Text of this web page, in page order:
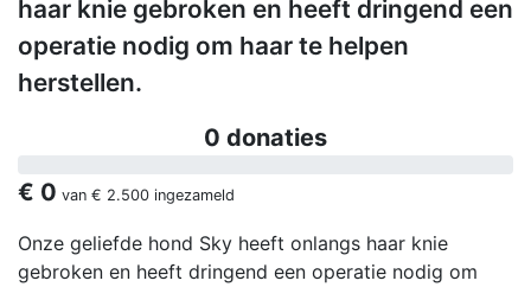
haar knie gebroken en heeft dringend een
operatie nodig om haar te helpen
herstellen.
0 donaties
€ 0 van € 2.500 ingezameld
Onze geliefde hond Sky heeft onlangs haar knie
gebroken en heeft dringend een operatie nodig om